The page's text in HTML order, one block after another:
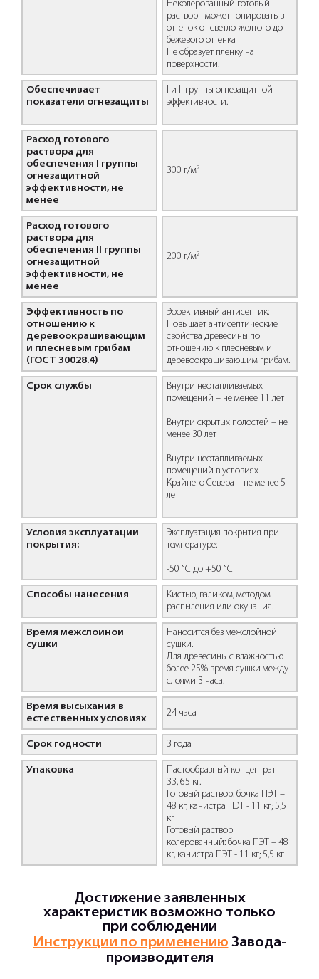
Неколерованный готовый
раствор - может тонировать в
оттенок от светло-желтого до
бежевого оттенка
Не образует пленку на
поверхности.
Обеспечивает
показатели огнезащиты
I и II группы огнезащитной
эффективности.
Расход готового
раствора для
обеспечения I группы
огнезащитной
эффективности, не
менее
300 г/м2
Расход готового
раствора для
обеспечения II группы
огнезащитной
эффективности, не
менее
200 г/м2
Эффективность по
отношению к
деревоокрашивающим
и плесневым грибам
(ГОСТ 30028.4)
Эффективный антисептик:
Повышает антисептические
свойства древесины по
отношению к плесневым и
деревоокрашивающим грибам.
Срок службы
Внутри неотапливаемых
помещений – не менее 11 лет
Внутри скрытых полостей – не
менее 30 лет
Внутри неотапливаемых
помещений в условиях
Крайнего Севера – не менее 5
лет
Условия эксплуатации
покрытия:
Эксплуатация покрытия при
температуре:
-50 ˚С до +50 ˚С
Способы нанесения
Кистью, валиком, методом
распыления или окунания.
Время межслойной
сушки
Наносится без межслойной
сушки.
Для древесины с влажностью
более 25% время сушки между
слоями 3 часа.
Время высыхания в
естественных условиях
24 часа
Срок годности 3 года
Упаковка
Пастообразный концентрат –
33, 65 кг.
Готовый раствор: бочка ПЭТ –
48 кг, канистра ПЭТ - 11 кг; 5,5
кг
Готовый раствор
колерованный: бочка ПЭТ – 48
кг, канистра ПЭТ - 11 кг; 5,5 кг
Достижение заявленных
характеристик возможно только
при соблюдении
Инструкции по применению Завода-
производителя